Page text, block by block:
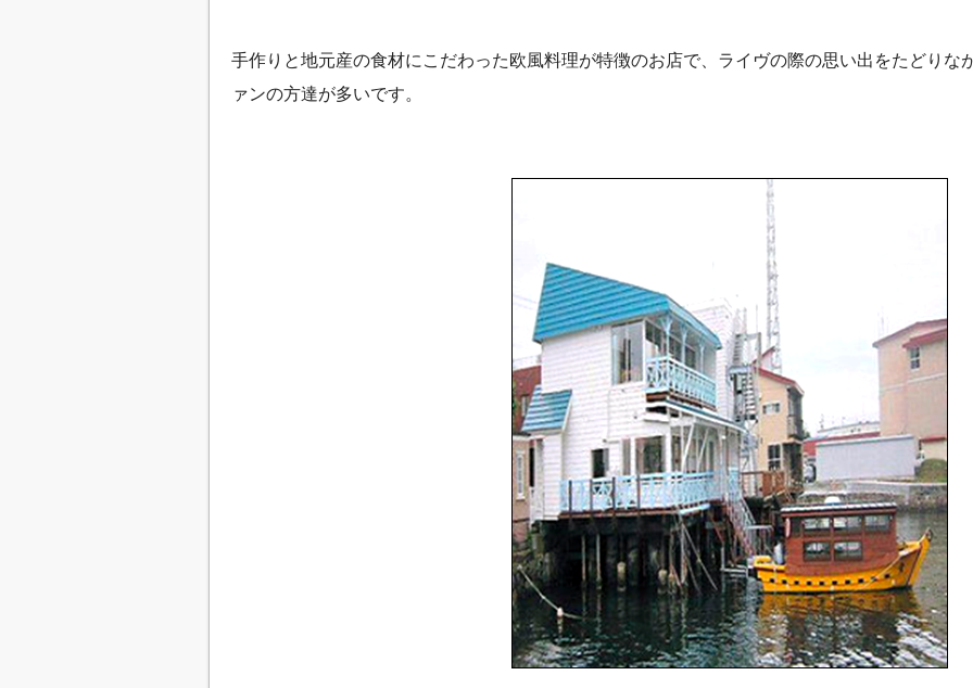
手作りと地元産の食材にこだわった欧風料理が特徴のお店で、ライヴの際の思い出をたどりな
ァンの方達が多いです。